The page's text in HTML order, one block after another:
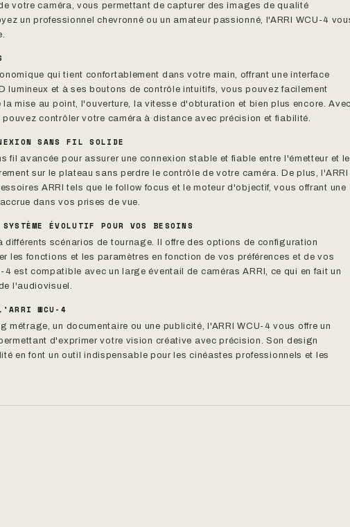
votre caméra, vous permettant de capturer des images de qualité
un professionnel chevronné ou un amateur passionné, l'ARRI WCU-4
qui tient confortablement dans votre main, offrant une interface
lumineux et à ses boutons de contrôle intuitifs, vous pouvez facilement
mise au point, l'ouverture, la vitesse d'obturation et bien plus encore. Avec
contrôler votre caméra à distance avec précision et fiabilité.
SANS FIL SOLIDE
fil avancée pour assurer une connexion stable et fiable entre l'émetteur et le
sur le plateau sans perdre le contrôle de votre caméra. De plus, l'ARRI
ARRI tels que le follow focus et le moteur d'objectif, vous offrant une
dans vos prises de vue.
ÉVOLUTIF POUR VOS BESOINS
différents scénarios de tournage. Il offre des options de configuration
les fonctions et les paramètres en fonction de vos préférences et de vos
est compatible avec un large éventail de caméras ARRI, ce qui en fait un
l'audiovisuel.
WCU-4
métrage, un documentaire ou une publicité, l'ARRI WCU-4 vous offre un
d'exprimer votre vision créative avec précision. Son design
en font un outil indispensable pour les cinéastes professionnels et les